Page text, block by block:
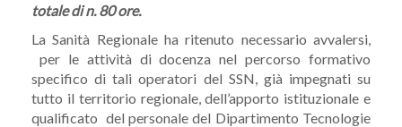
totale di n. 80 ore.
La Sanità Regionale ha ritenuto necessario avvalersi,
per le attività di docenza nel percorso formativo
specifico di tali operatori del SSN, già impegnati su
tutto il territorio regionale, dell’apporto istituzionale e
qualificato del personale del Dipartimento Tecnologie